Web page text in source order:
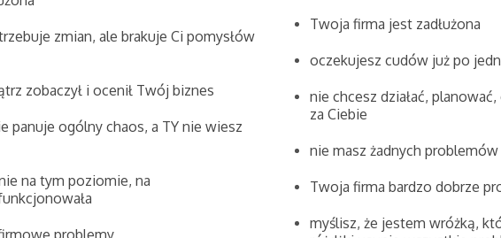
zmian, ale brakuje Ci pomysłów
zobaczył i ocenił Twój biznes
panuje ogólny chaos, a TY nie wiesz
na tym poziomie, na
Twoja firma jest zadłużona
oczekujesz cudów już po
nie chcesz działać,
za Ciebie
nie masz żadnych
Twoja firma bardzo dobrze
myślisz, że jestem wróżką,